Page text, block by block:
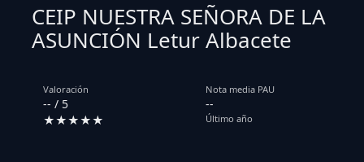
CEIP NUESTRA SEÑORA DE LA
ASUNCIÓN Letur Albacete
Valoración
-- / 5
★★★★★
Nota media PAU
--
Último año